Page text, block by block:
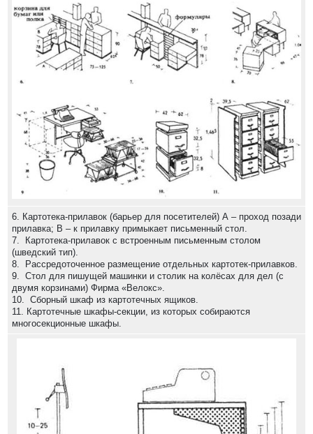
6. Картотека-прилавок (барьер для посетителей) А – проход позади
прилавка; В – к прилавку примыкает письменный стол.
7. Картотека-прилавок с встроенным письменным столом
(шведский тип).
8. Рассредоточенное размещение отдельных картотек-прилавков.
9. Стол для пишущей машинки и столик на колёсах для дел (с
двумя корзинами) Фирма «Велокс».
10. Сборный шкаф из картотечных ящиков.
11. Картотечные шкафы-секции, из которых собираются
многосекционные шкафы.